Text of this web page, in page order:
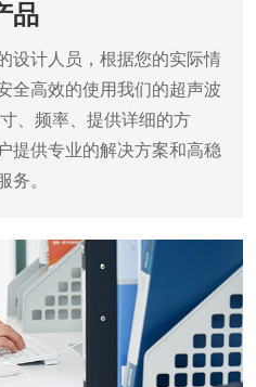
品
设计人员，根据您的实际情
全高效的使用我们的超声波
、频率、提供详细的方
提供专业的解决方案和高稳
务。